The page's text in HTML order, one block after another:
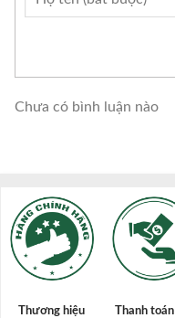
Chưa có bình luận nào
Thương hiệu
Thanh toán